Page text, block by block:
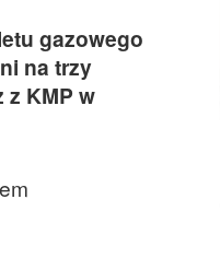
gazowego
na trzy
z KMP w